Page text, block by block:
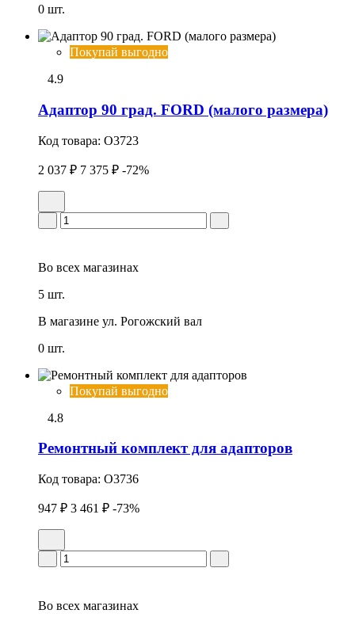
0 шт.
Покупай выгодно
4.9
Адаптор 90 град. FORD (малого размера)
Код товара: O3723
2 037 ₽ 7 375 ₽ -72%
Во всех магазинах
5 шт.
В магазине ул. Рогожский вал
0 шт.
Покупай выгодно
4.8
Ремонтный комплект для адапторов
Код товара: O3736
947 ₽ 3 461 ₽ -73%
Во всех магазинах